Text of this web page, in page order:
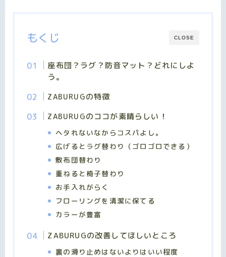
CLOSE
もくじ
座布団？ラグ？防音マット？どれにしよ
う。
ZABURUGの特徴
ZABURUGのココが素晴らしい！
ヘタれないなからコスパよし。
広げるとラグ替わり（ゴロゴロできる）
敷布団替わり
重ねると椅子替わり
お手入れがらく
フローリングを清潔に保てる
カラーが豊富
ZABURUGの改善してほしいところ
裏の滑り止めはないよりはいい程度